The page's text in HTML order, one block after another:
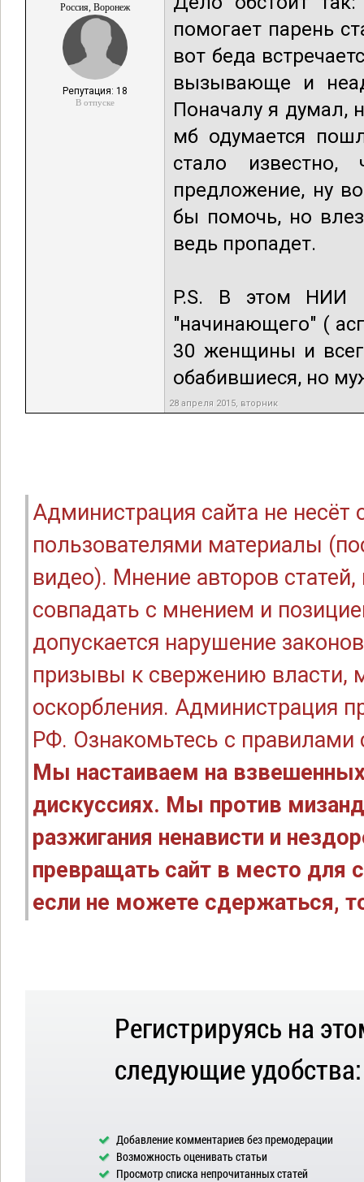
Россия, Воронеж
Репутация: 18
В отпуске
помогает парень
вот беда
вызывающе и
Поначалу я думал,
мб одумается
стало
предложение, ну
бы помочь, но
ведь пропадет.
P.S. В этом НИИ
"начинающего" (
30 женщины и
обабившиеся, но
28 апреля 2015, вторник
Администрация сайта не
пользователями материалы
видео). Мнение авторов
совпадать с мнением и
допускается нарушение
призывы к свержению власти,
оскорбления. Администрация
РФ. Ознакомьтесь с правилами
Мы настаиваем на
дискуссиях. Мы против
разжигания ненависти и
превращать сайт в место для
если не можете сдержаться,
Регистрируясь на
следующие удобства:
Добавление комментариев без премодерации
Возможность оценивать статьи
Просмотр списка непрочитанных статей